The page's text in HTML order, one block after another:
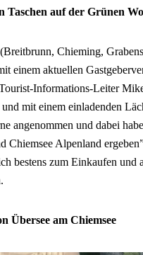
Taschen auf der Grünen
Chieming,
einem aktuellen
Informations-Leiter
mit einem einladenden
angenommen und dabei
Chiemsee Alpenland
bestens zum Einkaufen und
Übersee am Chiemsee